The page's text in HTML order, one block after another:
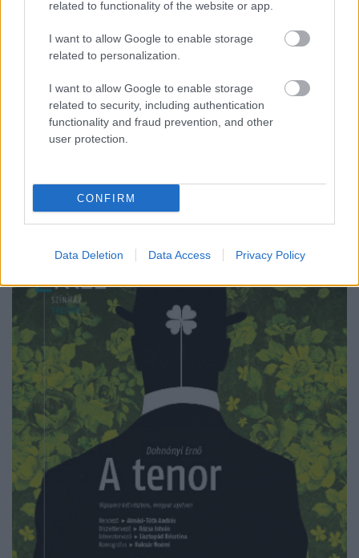
related to functionality of the website or app.
I want to allow Google to enable storage
related to personalization.
I want to allow Google to enable storage
related to security, including authentication
functionality and fraud prevention, and other
user protection.
CONFIRM
Data Deletion Data Access Privacy Policy
operaházában honos: a 12 szeánsz az évad kiemelt
premierprodukcióinak mozgatórugóit kutatja. Az
adott premier sorozatában sorra kerülő – az esti
előadást két órával megelőző – nyilvános esemény
kapcsán szabad a belépés a nézőtérre mindazok
számára, akik előzőleg látták a produkciót, a sajtó és
a megszállott operafanok számára pedig szinte
kötelező. A mű díszletében mutatja be koncepcióját